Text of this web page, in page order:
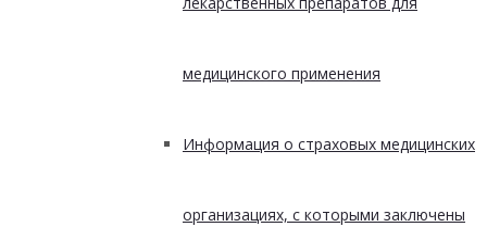
медицинского применения
Информация о страховых медицинских
организациях, с которыми заключены